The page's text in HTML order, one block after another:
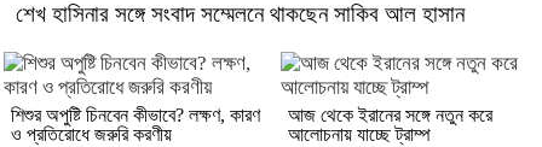
শেখ হাসিনার সঙ্গে সংবাদ সম্মেলনে থাকছেন সাকিব আল হাসান
শিশুর অপুষ্টি চিনবেন কীভাবে? লক্ষণ, কারণ
ও প্রতিরোধে জরুরি করণীয়
আজ থেকে ইরানের সঙ্গে নতুন করে
আলোচনায় যাচ্ছে ট্রাম্প